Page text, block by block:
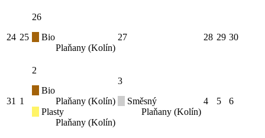
24 25
26
Bio
Plaňany (Kolín)
27 28 29 30
31 1
2
Bio
Plaňany (Kolín)
Plasty
Plaňany (Kolín)
3
Směsný
Plaňany (Kolín)
4 5 6